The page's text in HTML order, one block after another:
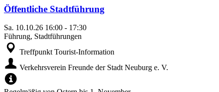
Öffentliche Stadtführung
Sa. 10.10.26 16:00 - 17:30
Führung, Stadtführungen
Treffpunkt Tourist-Information
Verkehrsverein Freunde der Stadt Neuburg e. V.